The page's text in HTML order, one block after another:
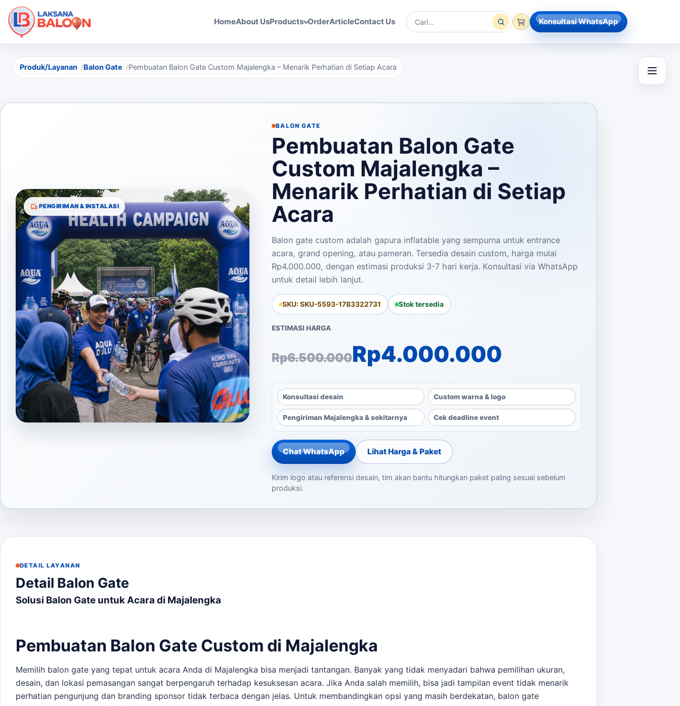
HomeAbout UsProducts OrderArticleContact Us
Cari
Konsultasi WhatsApp
Produk/Layanan Balon Gate Pembuatan Balon Gate Custom Majalengka – Menarik Perhatian di Setiap Acara
PENGIRIMAN & INSTALASI
BALON GATE
Pembuatan Balon Gate
Custom Majalengka –
Menarik Perhatian di Setiap
Acara
Balon gate custom adalah gapura inflatable yang sempurna untuk entrance
acara, grand opening, atau pameran. Tersedia desain custom, harga mulai
Rp4.000.000, dengan estimasi produksi 3-7 hari kerja. Konsultasi via WhatsApp
untuk detail lebih lanjut.
SKU: SKU-5593-1783322731 Stok tersedia
ESTIMASI HARGA
Rp6.500.000
Harga aslinya adalah: Rp6.500.000.
Rp4.000.000
Harga saat ini adalah: Rp4.000.000.
Konsultasi desain Custom warna & logo
Pengiriman Majalengka & sekitarnya Cek deadline event
Chat WhatsApp Lihat Harga & Paket
Kirim logo atau referensi desain, tim akan bantu hitungkan paket paling sesuai sebelum
produksi.
DETAIL LAYANAN
Detail Balon Gate
Solusi Balon Gate untuk Acara di Majalengka
Pembuatan Balon Gate Custom di Majalengka
Memilih balon gate yang tepat untuk acara Anda di Majalengka bisa menjadi tantangan. Banyak yang tidak menyadari bahwa pemilihan ukuran,
desain, dan lokasi pemasangan sangat berpengaruh terhadap kesuksesan acara. Jika Anda salah memilih, bisa jadi tampilan event tidak menarik
perhatian pengunjung dan branding sponsor tidak terbaca dengan jelas. Untuk membandingkan opsi yang masih berdekatan, balon gate